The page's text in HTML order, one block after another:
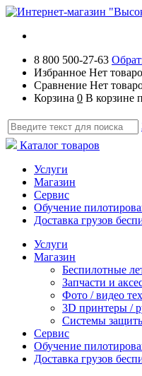
8 800 500-27-63
Избранное Нет
Сравнение Нет
Корзина 0 В корзине
Каталог товаров
Услуги
Магазин
Сервис
Обучение
Доставка грузов
Услуги
Магазин
Беспилотные
Запчасти и
Фото / видео
3D принтеры /
Системы
Сервис
Обучение
Доставка грузов